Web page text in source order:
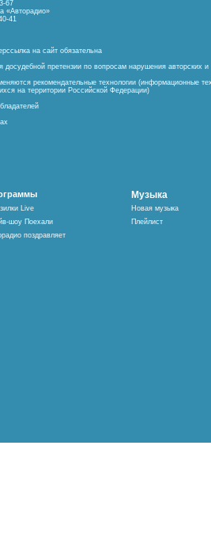
67
«Авторадио»
41
на сайт обязательна
досудебной претензии по вопросам нарушения авторских
рекомендательные технологии (информационные
на территории Российской Федерации)
Live
шоу Поехали
поздравляет
Музыка
Новая музыка
Плейлист